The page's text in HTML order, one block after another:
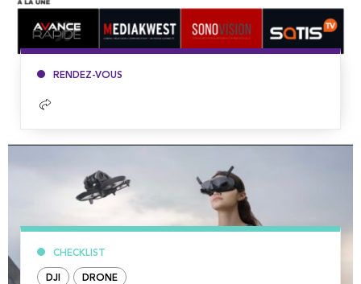
RENDEZ-VOUS
Lire
CHECKLIST
DJI DRONE